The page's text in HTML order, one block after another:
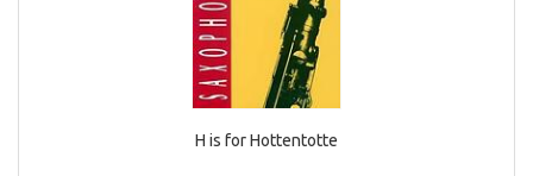
H is for Hottentotte